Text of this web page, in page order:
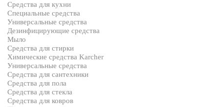
Средства для кухни
Специальные средства
Универсальные средства
Дезинфицирующие средства
Мыло
Средства для стирки
Химические средства Karcher
Универсальные средства
Средства для сантехники
Средства для пола
Средства для стекла
Средства для ковров